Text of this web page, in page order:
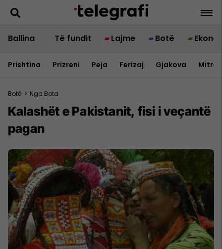
Ballina Të fundit Lajme Botë
Prishtina Prizreni Peja Ferizaj Gjakova
Botë > Nga Bota
Kalashët e Pakistanit, fisi i veçantë
pagan